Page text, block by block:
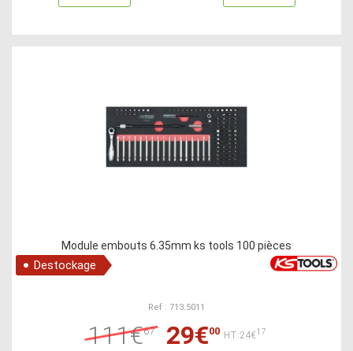
Module embouts 6.35mm ks tools 100 pièces
Destockage
Ref : 713.5011
111€67 29€00 HT:24€17